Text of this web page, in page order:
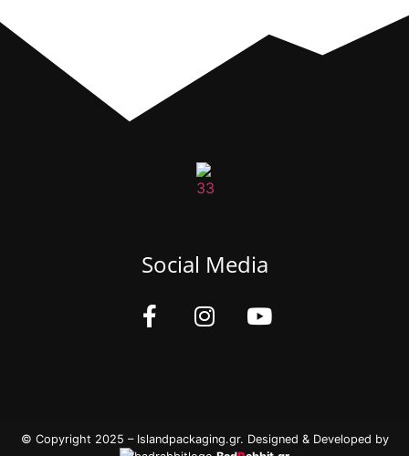
Social Media
© Copyright 2025 – Islandpackaging.gr. Designed & Developed by